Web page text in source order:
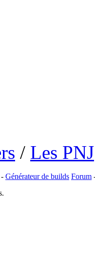
/ Les PNJ
- Générateur de builds Forum